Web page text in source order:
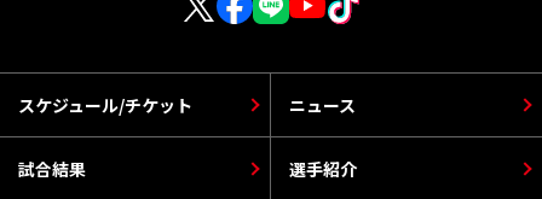
スケジュール/チケット
選手紹介
ニュース
試合結果